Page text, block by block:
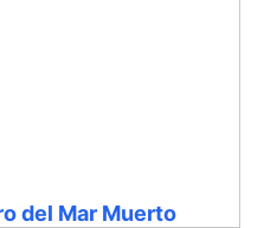
del Mar Muerto